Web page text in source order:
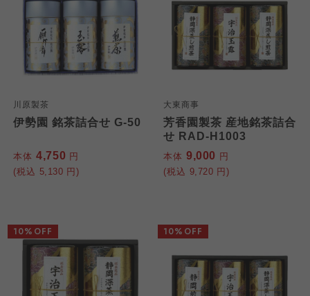
川原製茶
伊勢園 銘茶詰合せ G-50
本体 4,750 円
(税込 5,130 円)
大東商事
芳香園製茶 産地銘茶詰合
せ RAD-H1003
本体 9,000 円
(税込 9,720 円)
10%OFF 10%OFF